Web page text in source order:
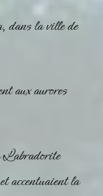
dans la ville de
aux aurores
Labradorite
accentuaient la